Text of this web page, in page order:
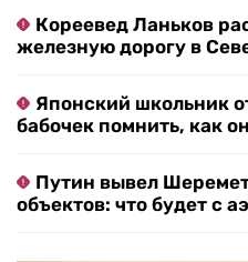
Кореевед Ланьков
железную дорогу в
Японский школьник
бабочек помнить, как
Путин вывел
объектов: что будет с